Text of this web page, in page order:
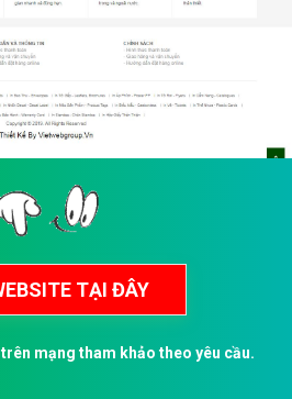
mạng tham khảo theo yêu cầu.